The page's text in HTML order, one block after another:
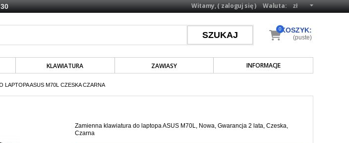
Waluta:
Witamy, (zaloguj się)
KLAWIATURA ZAWIASY INFORMACJE
KOSZYK:
0
(puste)
LAPTOPA ASUS M70L CZESKA CZARNA
Zamienna klawiatura do laptopa ASUS M70L, Nowa, Gwarancja 2 lata, Czeska,
Czarna